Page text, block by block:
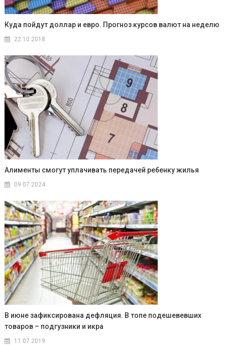
Куда пойдут доллар и евро. Прогноз курсов валют на неделю
22.10.2018
Алименты смогут уплачивать передачей ребенку жилья
09.07.2024
В июне зафиксирована дефляция. В топе подешевевших
товаров – подгузники и икра
11.07.2019